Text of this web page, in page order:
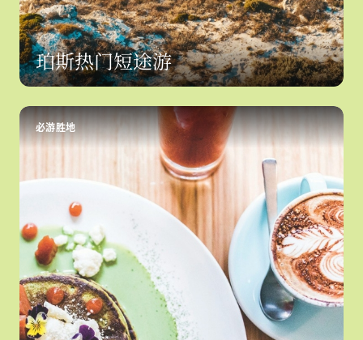
珀斯热门短途游
必游胜地